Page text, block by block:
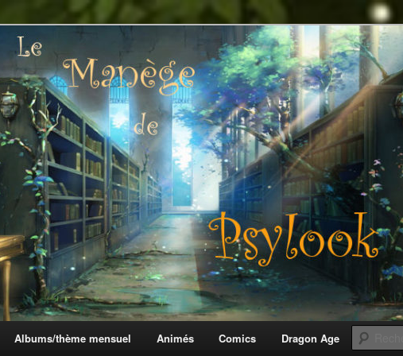
Psylook
Albums/thème mensuel Animés Comics Dragon Age